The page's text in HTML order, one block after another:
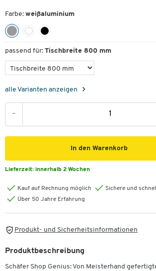
Farbe: weißaluminium
passend für: Tischbreite 800 mm
alle Varianten anzeigen
-
In den Warenkorb
Lieferzeit: innerhalb 2 Wochen
Kauf auf Rechnung möglich
Sichere und
Über 50 Jahre Erfahrung
Produkt- und Sicherheitsinformationen
Produktbeschreibung
Schäfer Shop Genius: Von Meisterhand